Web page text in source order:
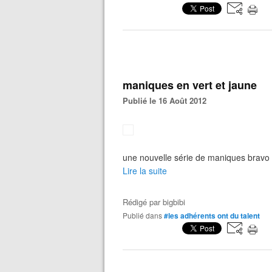
maniques en vert et jaune
Publié le 16 Août 2012
une nouvelle série de maniques bravo
Lire la suite
Rédigé parbigbibi
Publié dans#les adhérents ont du talent